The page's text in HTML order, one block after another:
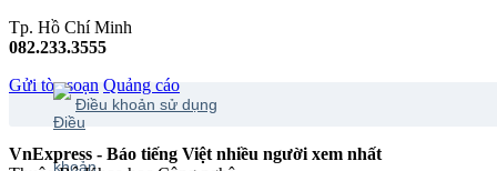
Tp. Hồ Chí Minh
082.233.3555
Gửi tòa soạn Quảng cáo
Điều khoản sử dụng
VnExpress - Báo tiếng Việt nhiều người xem nhất